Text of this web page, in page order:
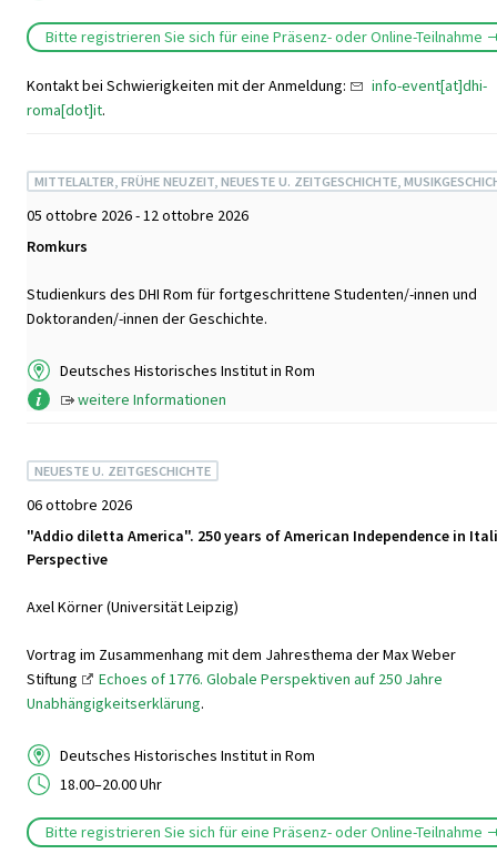
Bitte registrieren Sie sich für eine Präsenz- oder Online-Teilnahme
Kontakt bei Schwierigkeiten mit der Anmeldung:
info-event[at]dhi-
roma[dot]it.
MITTELALTER, FRÜHE NEUZEIT, NEUESTE U. ZEITGESCHICHTE,
05 ottobre 2026 - 12 ottobre 2026
Romkurs
Studienkurs des DHI Rom für fortgeschrittene Studenten/-innen und
Doktoranden/-innen der Geschichte.
Deutsches Historisches Institut in Rom
weitere Informationen
NEUESTE U. ZEITGESCHICHTE
06 ottobre 2026
"Addio diletta America". 250 years of American Independence in
Perspective
Axel Körner (Universität Leipzig)
Vortrag im Zusammenhang mit dem Jahresthema der Max Weber
Stiftung
Echoes of 1776. Globale Perspektiven auf 250 Jahre
Unabhängigkeitserklärung.
Deutsches Historisches Institut in Rom
18.00–20.00 Uhr
Bitte registrieren Sie sich für eine Präsenz- oder Online-Teilnahme